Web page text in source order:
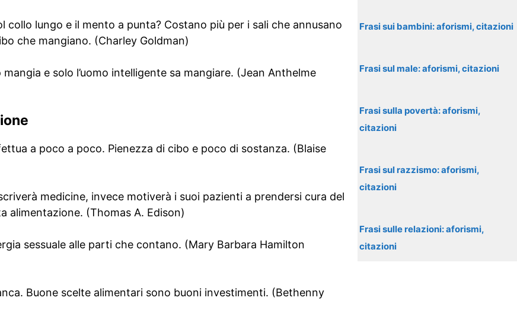
collo lungo e il mento a punta? Costano più per i sali che annusano
che mangiano. (Charley Goldman)
mangia e solo l’uomo intelligente sa mangiare. (Jean Anthelme
a poco a poco. Pienezza di cibo e poco di sostanza. (Blaise
medicine, invece motiverà i suoi pazienti a prendersi cura del
alimentazione. (Thomas A. Edison)
sessuale alle parti che contano. (Mary Barbara Hamilton
Buone scelte alimentari sono buoni investimenti. (Bethenny
Frasi sui bambini: aforismi, citazioni
Frasi sul male: aforismi, citazioni
Frasi sulla povertà: aforismi,
citazioni
Frasi sul razzismo: aforismi,
citazioni
Frasi sulle relazioni: aforismi,
citazioni